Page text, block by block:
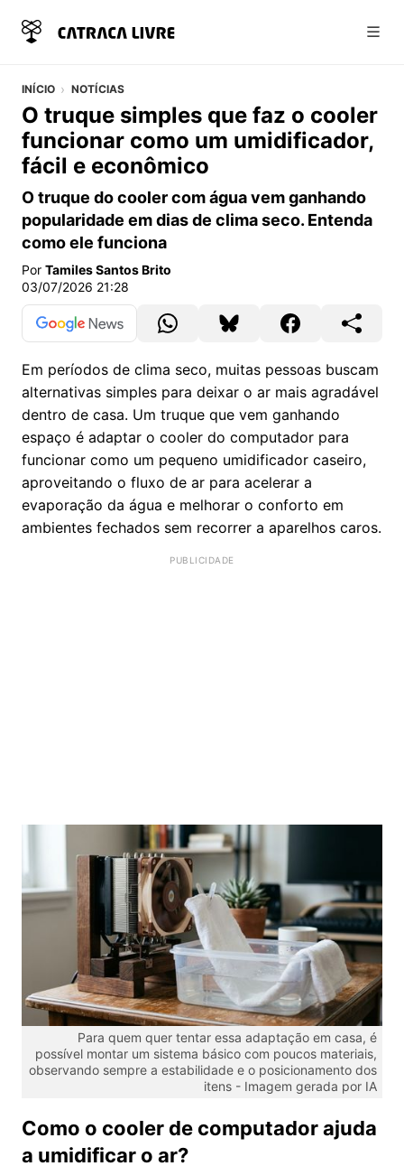
INÍCIO NOTÍCIAS
O truque simples que faz o cooler
funcionar como um umidificador,
fácil e econômico
O truque do cooler com água vem ganhando
popularidade em dias de clima seco. Entenda
como ele funciona
Por Tamiles Santos Brito
03/07/2026 21:28
Em períodos de clima seco, muitas pessoas buscam
alternativas simples para deixar o ar mais agradável
dentro de casa. Um truque que vem ganhando
espaço é adaptar o cooler do computador para
funcionar como um pequeno umidificador caseiro,
aproveitando o fluxo de ar para acelerar a
evaporação da água e melhorar o conforto em
ambientes fechados sem recorrer a aparelhos caros.
Para quem quer tentar essa adaptação em casa, é
possível montar um sistema básico com poucos materiais,
observando sempre a estabilidade e o posicionamento dos
itens - Imagem gerada por IA
Como o cooler de computador ajuda
a umidificar o ar?